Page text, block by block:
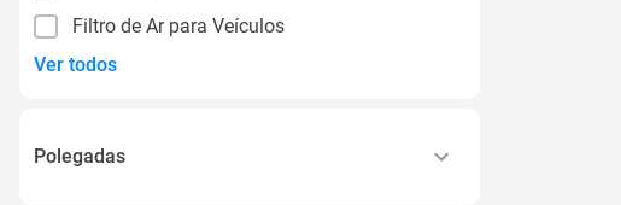
Filtro de Ar para Veículos
Ver todos
Polegadas